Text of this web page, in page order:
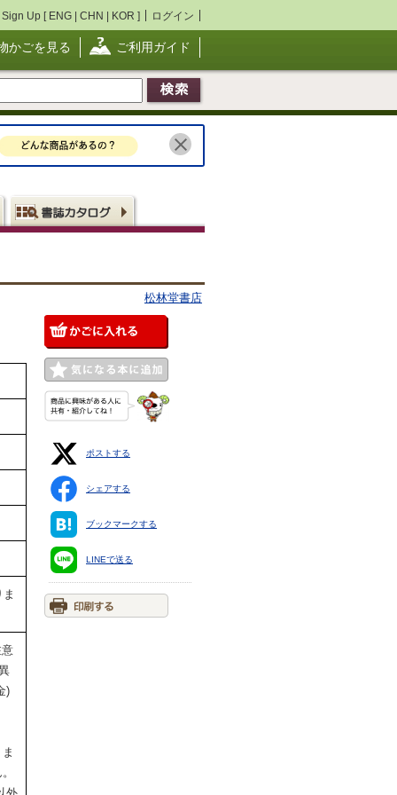
Sign Up [ ENG | CHN | KOR ] ログイン
かごを見る ご利用ガイド
松林堂書店
)
ポストする
シェアする
ブックマークする
LINEで送る